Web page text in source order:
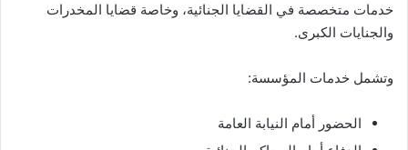
خدمات متخصصة في القضايا الجنائية، وخاصة قضايا المخدرات
والجنايات الكبرى.
وتشمل خدمات المؤسسة:
الحضور أمام النيابة العامة